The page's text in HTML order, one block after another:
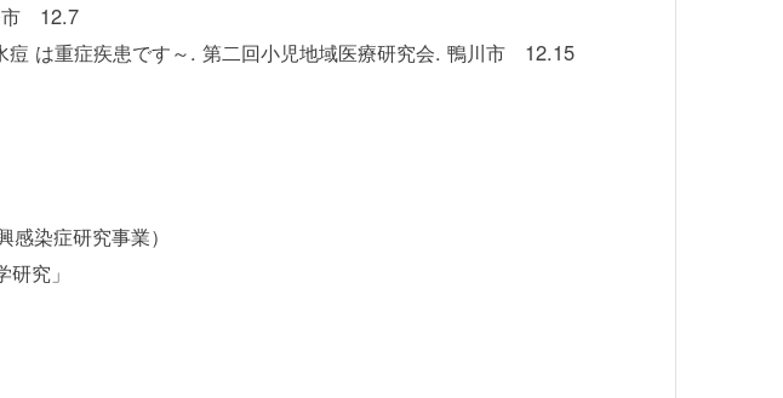
市 12.7
は重症疾患です～. 第二回小児地域医療研究会. 鴨川市 12.15
染症研究事業）
研究」